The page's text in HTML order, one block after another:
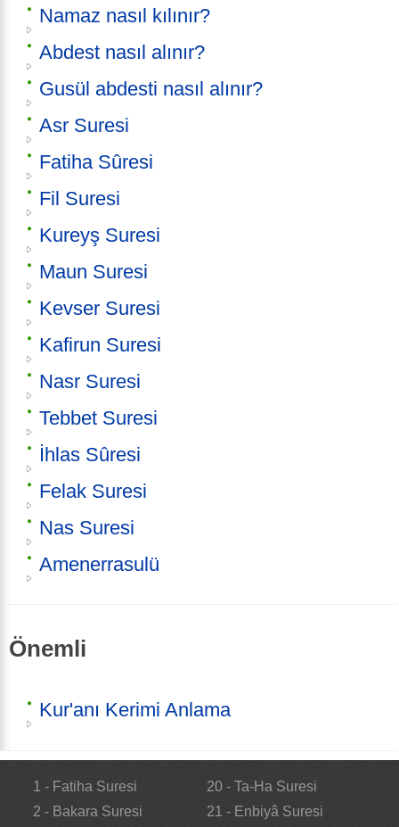
Namaz nasıl kılınır?
Abdest nasıl alınır?
Gusül abdesti nasıl alınır?
Asr Suresi
Fatiha Sûresi
Fil Suresi
Kureyş Suresi
Maun Suresi
Kevser Suresi
Kafirun Suresi
Nasr Suresi
Tebbet Suresi
İhlas Sûresi
Felak Suresi
Nas Suresi
Amenerrasulü
Önemli
Kur'anı Kerimi Anlama
1 - Fatiha Suresi
2 - Bakara Suresi
20 - Ta-Ha Suresi
21 - Enbiyâ Suresi